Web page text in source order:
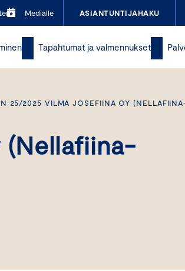
Medialle ASIANTUNTIJAHAKU
Tapahtumat ja valmennukset
25/2025 VILMA JOSEFIINA OY
(Nellafiina-